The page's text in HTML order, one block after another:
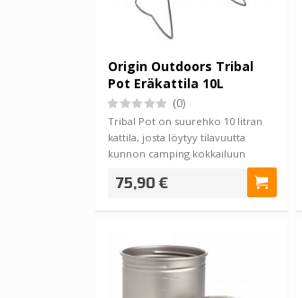
Origin Outdoors Tribal
Pot Eräkattila 10L
(0)
Tribal Pot on suurehko 10 litran
kattila, josta löytyy tilavuutta
kunnon camping kokkailuun
75,90 €